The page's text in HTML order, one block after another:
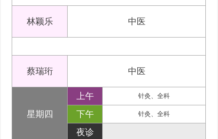
林颖乐 中医
蔡瑞珩 中医
星期四
上午 针灸、全科
下午 针灸、全科
夜诊